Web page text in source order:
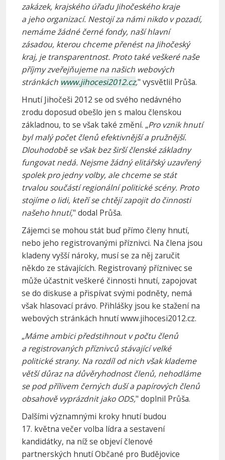
zakázek, krajského úřadu Jihočeského kraje
a jeho organizací. Nestojí za námi nikdo v pozadí,
nemáme žádné černé fondy, naší hlavní
zásadou, kterou chceme přenést na Jihočeský
kraj, je transparentnost. Proto také veškeré naše
příjmy zveřejňujeme na našich webových
stránkách www.jihocesi2012.cz," vysvětlil Průša.
Hnutí Jihočeši 2012 se od svého nedávného
zrodu doposud obešlo jen s malou členskou
základnou, to se však také změní. „Pro vznik hnutí
byl malý počet členů efektivnější a pružnější.
Dlouhodobě se však bez širší členské základny
fungovat nedá. Nejsme žádný elitářský uzavřený
spolek pro jedny volby, ale chceme se stát
trvalou součástí regionální politické scény. Proto
stojíme o lidi, kteří se chtějí zapojit do činnosti
našeho hnutí," dodal Průša.
Zájemci se mohou stát buď přímo členy hnutí,
nebo jeho registrovanými příznivci. Na člena jsou
kladeny vyšší nároky, musí se za něj zaručit
někdo ze stávajících. Registrovaný příznivec se
může účastnit veškeré činnosti hnutí, zapojovat
se do diskuse a přispívat svými podněty, nemá
však hlasovací právo. Přihlášky jsou ke stažení na
webových stránkách hnutí www.jihocesi2012.cz.
„Máme ambici předstihnout v počtu členů
a registrovaných příznivců stávající velké
politické strany. Na rozdíl od nich však klademe
větší důraz na důvěryhodnost členů, nehodláme
se pod přílivem černých duší a papírových členů
obsahově vyprázdnit jako ODS," doplnil Průša.
Dalšími významnými kroky hnutí budou
17. května večer volba lídra a sestavení
kandidátky, na níž se objeví členové
partnerských hnutí Občané pro Budějovice